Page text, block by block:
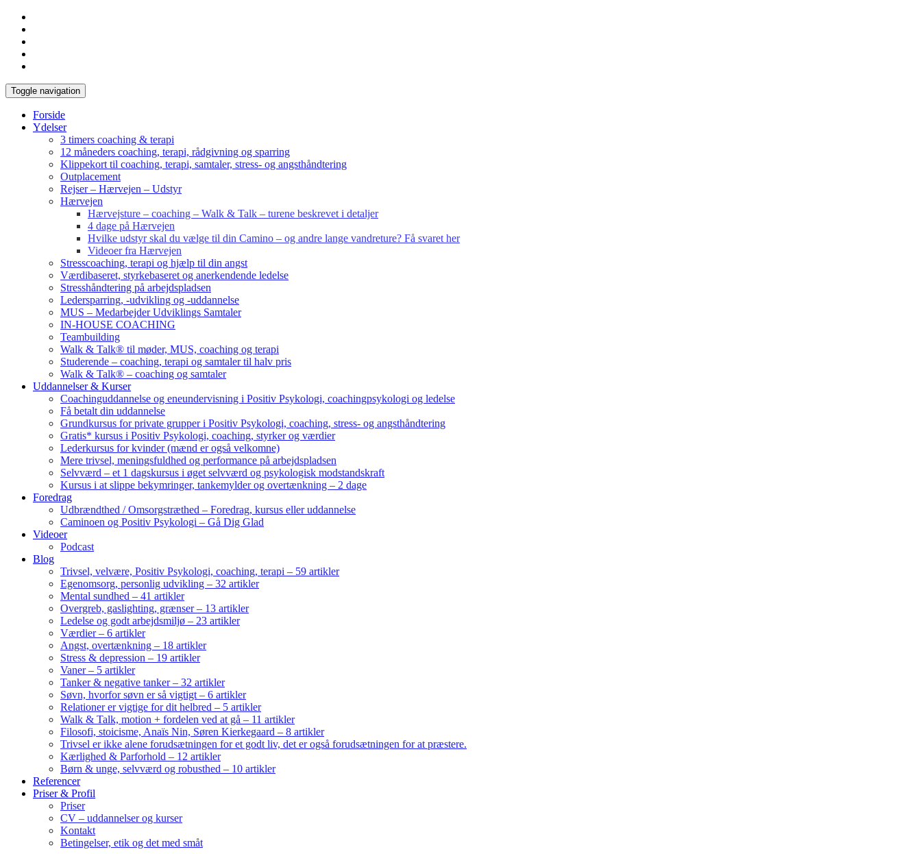
Toggle navigation
Forside
Ydelser
3 timers coaching & terapi
12 måneders coaching, terapi, rådgivning og sparring
Klippekort til coaching, terapi, samtaler, stress- og angsthåndtering
Outplacement
Rejser – Hærvejen – Udstyr
Hærvejen
Hærvejsture – coaching – Walk & Talk – turene beskrevet i detaljer
4 dage på Hærvejen
Hvilke udstyr skal du vælge til din Camino – og andre lange vandreture? Få svaret her
Videoer fra Hærvejen
Stresscoaching, terapi og hjælp til din angst
Værdibaseret, styrkebaseret og anerkendende ledelse
Stresshåndtering på arbejdspladsen
Ledersparring, -udvikling og -uddannelse
MUS – Medarbejder Udviklings Samtaler
IN-HOUSE COACHING
Teambuilding
Walk & Talk® til møder, MUS, coaching og terapi
Studerende – coaching, terapi og samtaler til halv pris
Walk & Talk® – coaching og samtaler
Uddannelser & Kurser
Coachinguddannelse og eneundervisning i Positiv Psykologi, coachingpsykologi og ledelse
Få betalt din uddannelse
Grundkursus for private grupper i Positiv Psykologi, coaching, stress- og angsthåndtering
Gratis* kursus i Positiv Psykologi, coaching, styrker og værdier
Lederkursus for kvinder (mænd er også velkomne)
Mere trivsel, meningsfuldhed og performance på arbejdspladsen
Selvværd – et 1 dagskursus i øget selvværd og psykologisk modstandskraft
Kursus i at slippe bekymringer, tankemylder og overtænkning – 2 dage
Foredrag
Udbrændthed / Omsorgstræthed – Foredrag, kursus eller uddannelse
Caminoen og Positiv Psykologi – Gå Dig Glad
Videoer
Podcast
Blog
Trivsel, velvære, Positiv Psykologi, coaching, terapi – 59 artikler
Egenomsorg, personlig udvikling – 32 artikler
Mental sundhed – 41 artikler
Overgreb, gaslighting, grænser – 13 artikler
Ledelse og godt arbejdsmiljø – 23 artikler
Værdier – 6 artikler
Angst, overtænkning – 18 artikler
Stress & depression – 19 artikler
Vaner – 5 artikler
Tanker & negative tanker – 32 artikler
Søvn, hvorfor søvn er så vigtigt – 6 artikler
Relationer er vigtige for dit helbred – 5 artikler
Walk & Talk, motion + fordelen ved at gå – 11 artikler
Filosofi, stoicisme, Anaïs Nin, Søren Kierkegaard – 8 artikler
Trivsel er ikke alene forudsætningen for et godt liv, det er også forudsætningen for at præstere.
Kærlighed & Parforhold – 12 artikler
Børn & unge, selvværd og robusthed – 10 artikler
Referencer
Priser & Profil
Priser
CV – uddannelser og kurser
Kontakt
Betingelser, etik og det med småt